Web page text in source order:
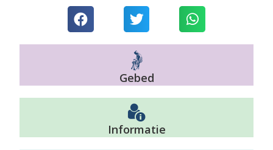
Gebed
Informatie